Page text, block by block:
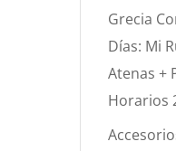
Grecia
Días: Mi
Atenas +
Horarios